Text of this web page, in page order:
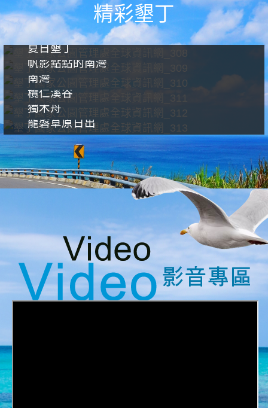
精彩墾丁
夏日墾丁
帆影點點的南灣
南灣
欖仁溪谷
獨木舟
龍磐草原日出